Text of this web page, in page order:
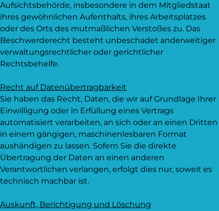
Aufsichtsbehörde, insbesondere in dem Mitgliedstaat
ihres gewöhnlichen Aufenthalts, ihres Arbeitsplatzes
oder des Orts des mutmaßlichen Verstoßes zu. Das
Beschwerderecht besteht unbeschadet anderweitiger
verwaltungsrechtlicher oder gerichtlicher
Rechtsbehelfe.
Recht auf Daten­übertrag­barkeit
Sie haben das Recht, Daten, die wir auf Grundlage Ihrer
Einwilligung oder in Erfüllung eines Vertrags
automatisiert verarbeiten, an sich oder an einen Dritten
in einem gängigen, maschinenlesbaren Format
aushändigen zu lassen. Sofern Sie die direkte
Übertragung der Daten an einen anderen
Verantwortlichen verlangen, erfolgt dies nur, soweit es
technisch machbar ist.
Auskunft, Berichtigung und Löschung